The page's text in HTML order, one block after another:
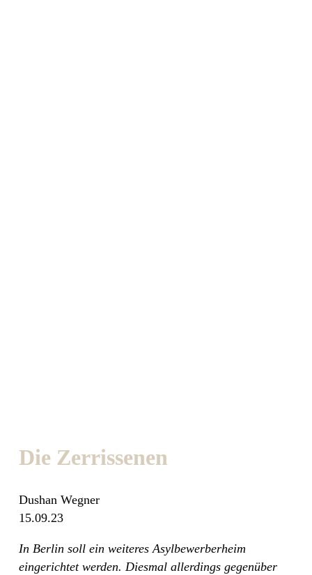
Die Zerrissenen
Dushan Wegner
15.09.23
In Berlin soll ein weiteres Asylbewerberheim
eingerichtet werden. Diesmal allerdings gegenüber